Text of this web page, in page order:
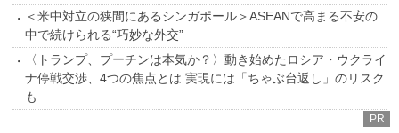
＜米中対立の狭間にあるシンガポール＞ASEANで高まる不安の
中で続けられる“巧妙な外交”
〈トランプ、プーチンは本気か？〉動き始めたロシア・ウクライ
ナ停戦交渉、4つの焦点とは 実現には「ちゃぶ台返し」のリスク
も
PR